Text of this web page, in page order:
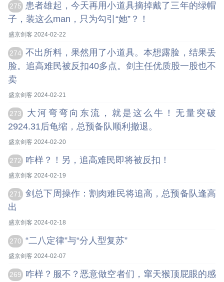
275
患者雄起，今天再用小道具摘掉戴了三年的绿帽
子，装这么man，只为勾引“她”？！
盛京剑客 2024-02-22
274 不出所料，果然用了小道具。本想露脸，结果丢
脸。追高难民被反扣40多点。剑主任优质股一股也不
卖
盛京剑客 2024-02-21
273
大河弯弯向东流，就是这么牛！无量突破
2924.31后龟缩，总预备队顺利撤退。
盛京剑客 2024-02-20
272 咋样？！另，追高难民即将被反扣！
盛京剑客 2024-02-19
271
剑总下周操作：割肉难民将追高，总预备队逢高
出
盛京剑客 2024-02-18
270 “二八定律”与“分人型复苏”
盛京剑客 2024-02-07
269
咋样？服不？恶意做空者们，窜天猴顶屁眼的感